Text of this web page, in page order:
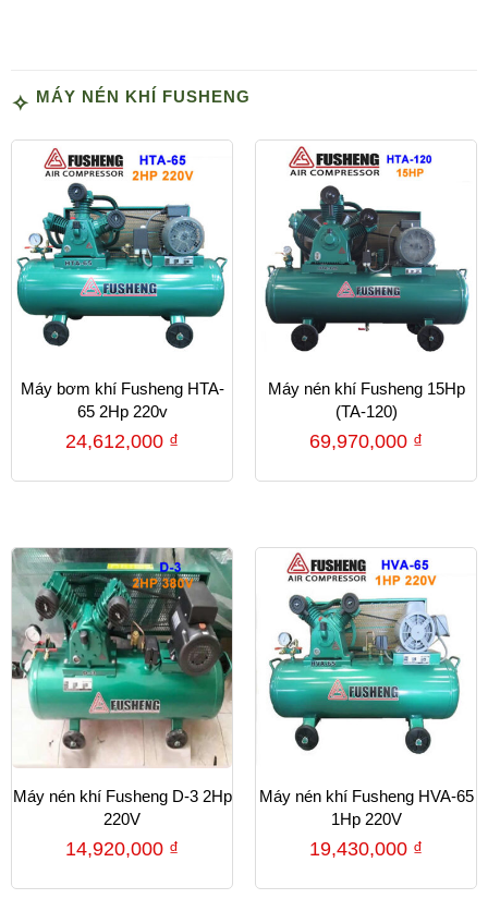
MÁY NÉN KHÍ FUSHENG
Máy bơm khí Fusheng HTA-
65 2Hp 220v
24,612,000 ₫
Máy nén khí Fusheng 15Hp
(TA-120)
69,970,000 ₫
Máy nén khí Fusheng D-3 2Hp
220V
14,920,000 ₫
Máy nén khí Fusheng HVA-65
1Hp 220V
19,430,000 ₫